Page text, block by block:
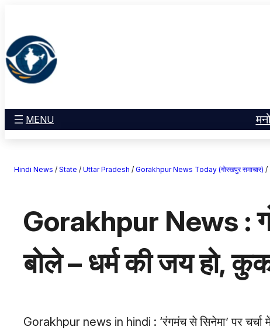
जाएं
MENU
खेल
राज्य
आस्था
व्यापार
राशिफल
Facebook InstagramX
Hindi News / State / Uttar Pradesh / Gorakhpur News Today (गोरखपुर समाचार) /
Gorakhpur News :
बोले – धर्म की जय हो,
Gorakhpur news in hindi : ‘रंगमंच से सिनेमा’ पर चर्चा